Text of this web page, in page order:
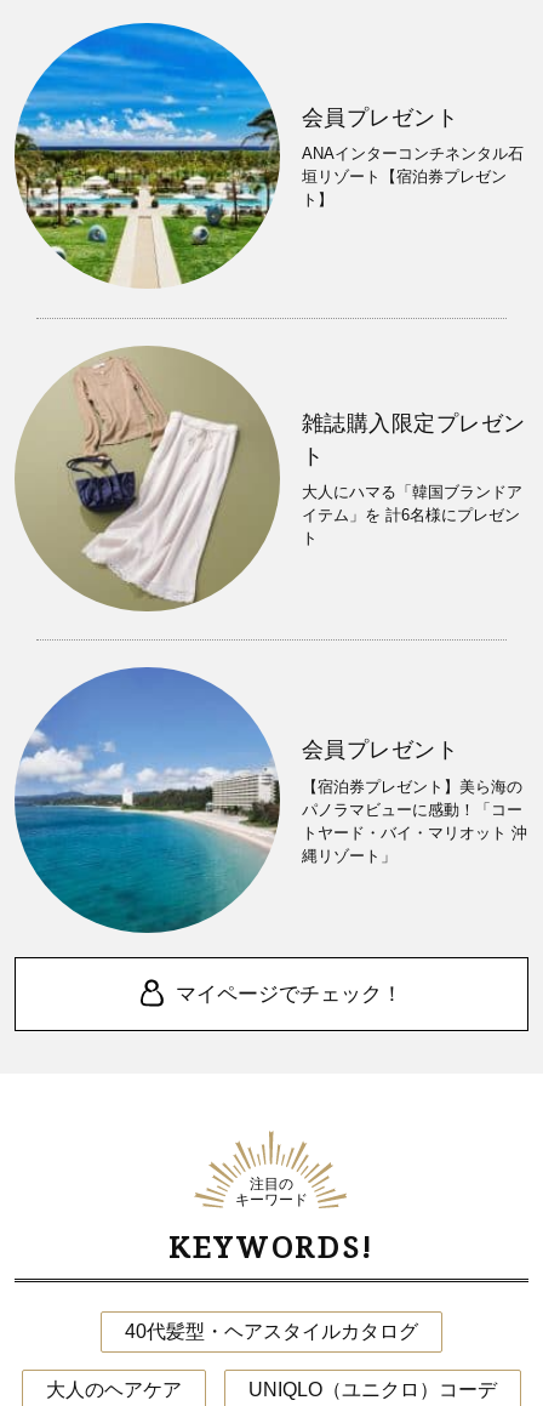
会員プレゼント
ANAインターコンチネンタル石
垣リゾート【宿泊券プレゼン
ト】
雑誌購入限定プレゼン
ト
大人にハマる「韓国ブランドア
イテム」を 計6名様にプレゼン
ト
会員プレゼント
【宿泊券プレゼント】美ら海の
パノラマビューに感動！「コー
トヤード・バイ・マリオット 沖
縄リゾート」
マイページでチェック！
注目の
キーワード
KEYWORDS!
40代髪型・ヘアスタイルカタログ
大人のヘアケア UNIQLO（ユニクロ）コーデ